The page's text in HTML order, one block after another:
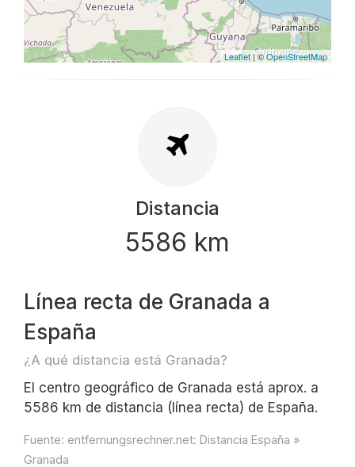
Leaflet | ©OpenStreetMap
Distancia
5586 km
Línea recta de Granada a
España
¿A qué distancia está Granada?
El centro geográfico de Granada está aprox. a
5586 km de distancia (línea recta) de España.
Fuente: entfernungsrechner.net: Distancia España »
Granada